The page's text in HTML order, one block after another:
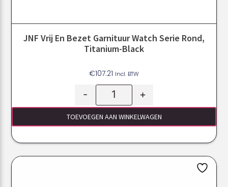
JNF Vrij En Bezet Garnituur Watch Serie Rond,
Titanium-Black
€107.21 Incl. BTW
- +
TOEVOEGEN AAN WINKELWAGEN